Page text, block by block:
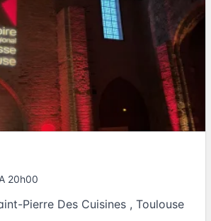
20h00
Pierre Des Cuisines , Toulouse